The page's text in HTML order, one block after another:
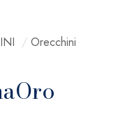
/ Orecchini